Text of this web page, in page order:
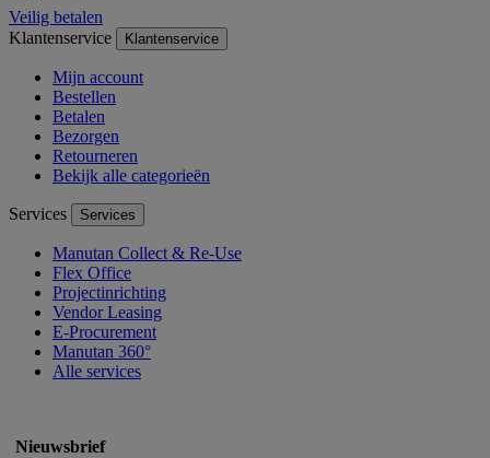
Veilig betalen
Klantenservice
Klantenservice
Mijn account
Bestellen
Betalen
Bezorgen
Retourneren
Bekijk alle categorieën
Services Services
Manutan Collect & Re-Use
Flex Office
Projectinrichting
Vendor Leasing
E-Procurement
Manutan 360°
Alle services
Nieuwsbrief